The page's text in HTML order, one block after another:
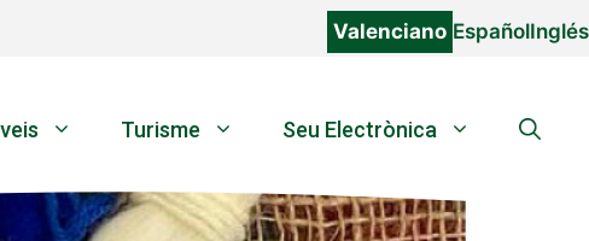
Valenciano EspañolInglés
Turisme Seu Electrònica